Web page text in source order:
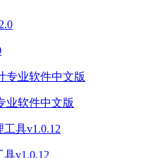
业软件中文版
v1.0.12